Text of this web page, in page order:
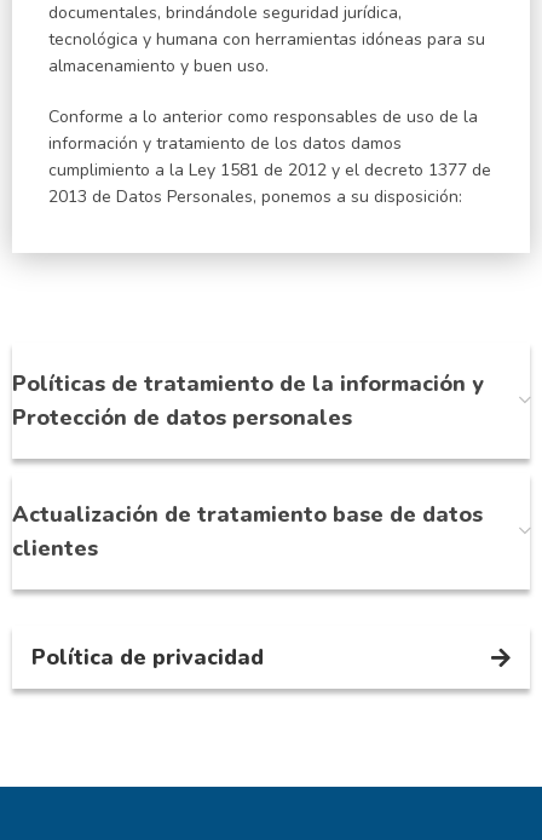
documentales, brindándole seguridad jurídica,
tecnológica y humana con herramientas idóneas para su
almacenamiento y buen uso.
Conforme a lo anterior como responsables de uso de la
información y tratamiento de los datos damos
cumplimiento a la Ley 1581 de 2012 y el decreto 1377 de
2013 de Datos Personales, ponemos a su disposición:
Políticas de tratamiento de la información y
Protección de datos personales
Actualización de tratamiento base de datos
clientes
Política de privacidad